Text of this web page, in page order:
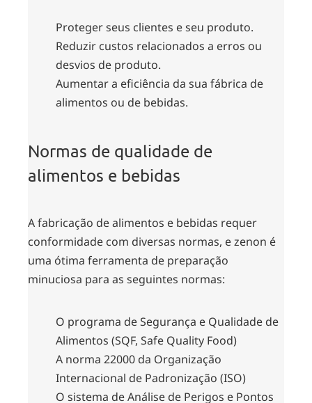
Proteger seus clientes e seu produto.
Reduzir custos relacionados a erros ou
desvios de produto.
Aumentar a eficiência da sua fábrica de
alimentos ou de bebidas.
Normas de qualidade de
alimentos e bebidas
A fabricação de alimentos e bebidas requer
conformidade com diversas normas, e zenon é
uma ótima ferramenta de preparação
minuciosa para as seguintes normas:
O programa de Segurança e Qualidade de
Alimentos (SQF, Safe Quality Food)
A norma 22000 da Organização
Internacional de Padronização (ISO)
O sistema de Análise de Perigos e Pontos